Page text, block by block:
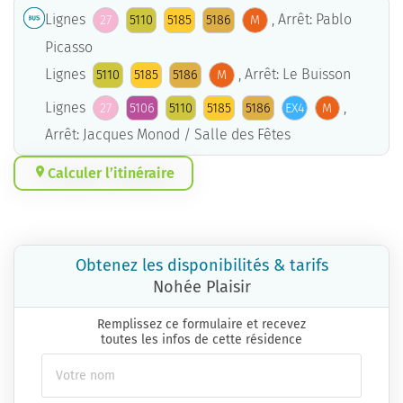
Lignes 27 5110 5185 5186 M
, Arrêt: Pablo
Picasso
Lignes
5110 5185 5186 M
, Arrêt: Le Buisson
Lignes
27 5106 5110 5185 5186 EX4 M
Arrêt: Jacques Monod / Salle des Fêtes
Calculer l’itinéraire
Obtenez les disponibilités & tarifs
Nohée Plaisir
Remplissez ce formulaire et recevez
toutes les infos de cette résidence